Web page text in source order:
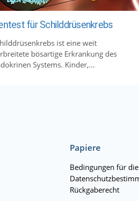
für Schilddrüsenkrebs
ist eine weit
bösartige Erkrankung des
Systems. Kinder,...
Papiere
Bedingungen für
Rückgaberecht